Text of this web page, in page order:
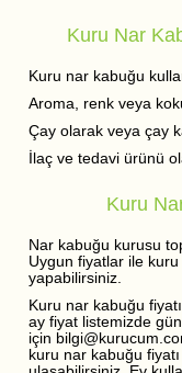
Kuru Nar
Kuru nar kabuğu
Aroma, renk veya
Çay olarak veya çay
İlaç ve tedavi ürünü
Kuru
Nar kabuğu kurusu
Uygun fiyatlar ile
yapabilirsiniz.
Kuru nar kabuğu
ay fiyat listemizde
için
kuru nar kabuğu